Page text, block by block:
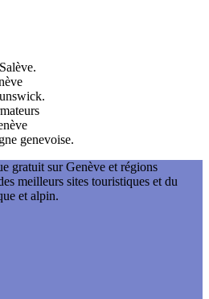
gratuit sur Genève et régions
meilleurs sites touristiques et du
et alpin.